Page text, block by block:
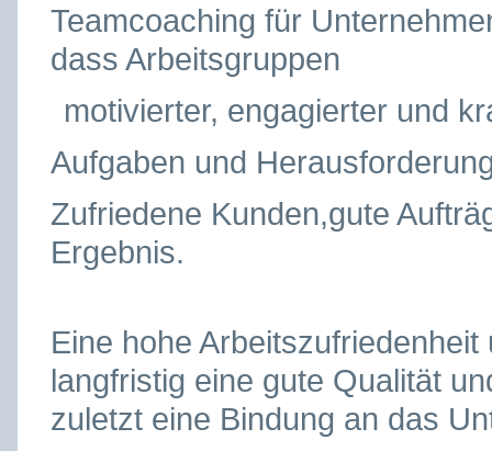
Teamcoaching für
dass Arbeitsgruppen
motivierter, engagierter und
Aufgaben und
Zufriedene Kunden,gute
Ergebnis.
Eine hohe
langfristig eine gute Qualität
zuletzt eine Bindung an das